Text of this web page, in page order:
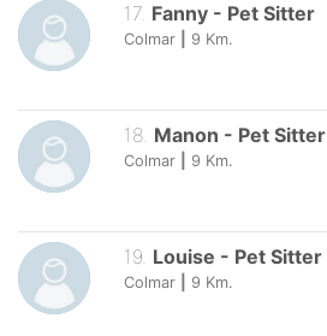
17. Fanny - Pet Sitter
Colmar 9 Km.
18. Manon - Pet Sitter
Colmar 9 Km.
19. Louise - Pet Sitter
Colmar 9 Km.